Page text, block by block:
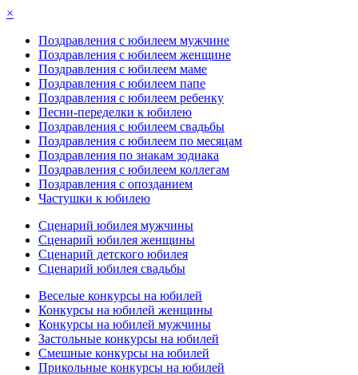
×
Поздравления с юбилеем мужчине
Поздравления с юбилеем женщине
Поздравления с юбилеем маме
Поздравления с юбилеем папе
Поздравления с юбилеем ребенку
Песни-переделки к юбилею
Поздравления с юбилеем свадьбы
Поздравления с юбилеем по месяцам
Поздравления по знакам зодиака
Поздравления с юбилеем коллегам
Поздравления с опозданием
Частушки к юбилею
Сценарий юбилея мужчины
Сценарий юбилея женщины
Сценарий детского юбилея
Сценарий юбилея свадьбы
Веселые конкурсы на юбилей
Конкурсы на юбилей женщины
Конкурсы на юбилей мужчины
Застольные конкурсы на юбилей
Смешные конкурсы на юбилей
Прикольные конкурсы на юбилей